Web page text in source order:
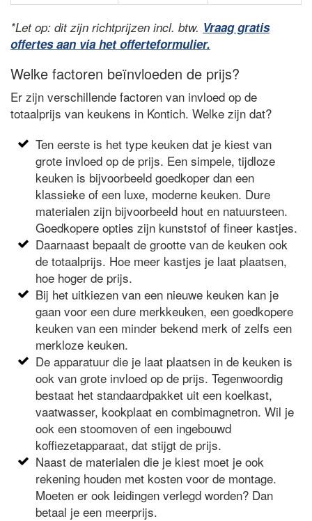
*Let op: dit zijn richtprijzen incl. btw. Vraag gratis
offertes aan via het offerteformulier.
Welke factoren beïnvloeden de prijs?
Er zijn verschillende factoren van invloed op de
totaalprijs van keukens in Kontich. Welke zijn dat?
Ten eerste is het type keuken dat je kiest van
grote invloed op de prijs. Een simpele, tijdloze
keuken is bijvoorbeeld goedkoper dan een
klassieke of een luxe, moderne keuken. Dure
materialen zijn bijvoorbeeld hout en natuursteen.
Goedkopere opties zijn kunststof of fineer kastjes.
Daarnaast bepaalt de grootte van de keuken ook
de totaalprijs. Hoe meer kastjes je laat plaatsen,
hoe hoger de prijs.
Bij het uitkiezen van een nieuwe keuken kan je
gaan voor een dure merkkeuken, een goedkopere
keuken van een minder bekend merk of zelfs een
merkloze keuken.
De apparatuur die je laat plaatsen in de keuken is
ook van grote invloed op de prijs. Tegenwoordig
bestaat het standaardpakket uit een koelkast,
vaatwasser, kookplaat en combimagnetron. Wil je
ook een stoomoven of een ingebouwd
koffiezetapparaat, dat stijgt de prijs.
Naast de materialen die je kiest moet je ook
rekening houden met kosten voor de montage.
Moeten er ook leidingen verlegd worden? Dan
betaal je een meerprijs.